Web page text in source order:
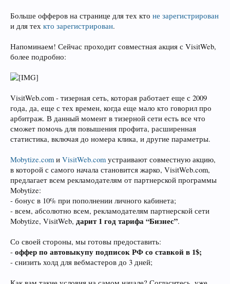
Больше офферов на странице для тех кто не зарегистрирован
и для тех кто зарегистрирован.
Напоминаем! Сейчас проходит совместная акция с VisitWeb,
более подробно:
VisitWeb.com - тизерная сеть, которая работает еще с 2009
года, да, еще с тех времен, когда еще мало кто говорил про
арбитраж. В данный момент в тизерной сети есть все что
сможет помочь для повышения профита, расширенная
статистика, включая до номера клика, и другие параметры.
Mobytize.com и VisitWeb.com устраивают совместную акцию,
в которой с самого начала становится жарко, VisitWeb.com,
предлагает всем рекламодателям от партнерской программы
Mobytize:
- бонус в 10% при пополнении личного кабинета;
- всем, абсолютно всем, рекламодателям партнерской сети
Mobytize, VisitWeb, дарит 1 год тарифа “Бизнес”.
Со своей стороны, мы готовы предоставить:
- оффер по автовыкупу подписок РФ со ставкой в 1$;
- снизить холд для вебмастеров до 3 дней;